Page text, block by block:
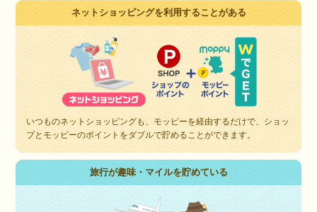
ネットショッピングを利用することがある
いつものネットショッピングも、モッピーを経由するだけで、ショッ
プとモッピーのポイントをダブルで貯めることができます。
旅行が趣味・マイルを貯めている